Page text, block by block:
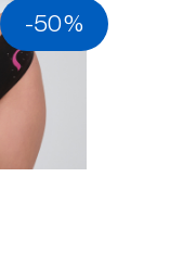
-50%